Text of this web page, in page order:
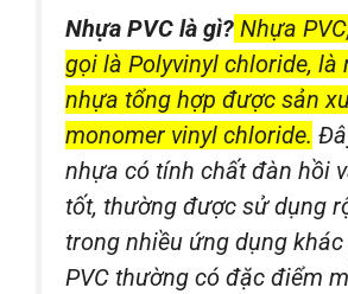
Nhựa PVC là gì? Nhựa
gọi là Polyvinyl chloride, là
nhựa tổng hợp được sản
monomer vinyl chloride.
nhựa có tính chất đàn hồi
tốt, thường được sử dụng
trong nhiều ứng dụng
PVC thường có đặc điểm